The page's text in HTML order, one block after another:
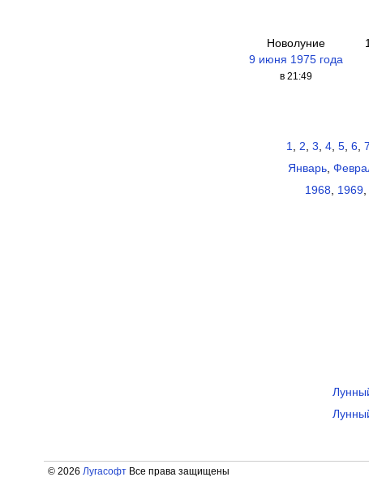
Новолуние
9 июня 1975 года
в 21:49
1, 2, 3, 4, 5, 6, 7
Январь,
1968
1969
© 2026 ЛугасофтВсе права защищены